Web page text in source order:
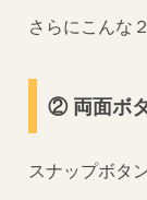
さらにこんな
② 両面ボ
スナップボタ